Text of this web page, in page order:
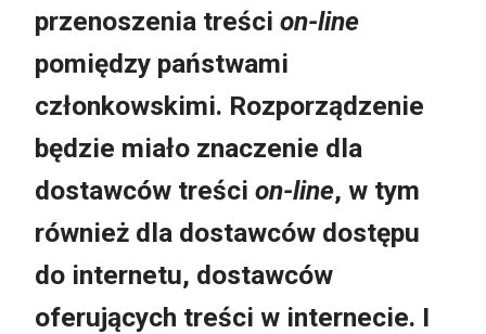
przenoszenia treści on-line
pomiędzy państwami
członkowskimi. Rozporządzenie
będzie miało znaczenie dla
dostawców treści on-line, w tym
również dla dostawców dostępu
do internetu, dostawców
oferujących treści w internecie. I